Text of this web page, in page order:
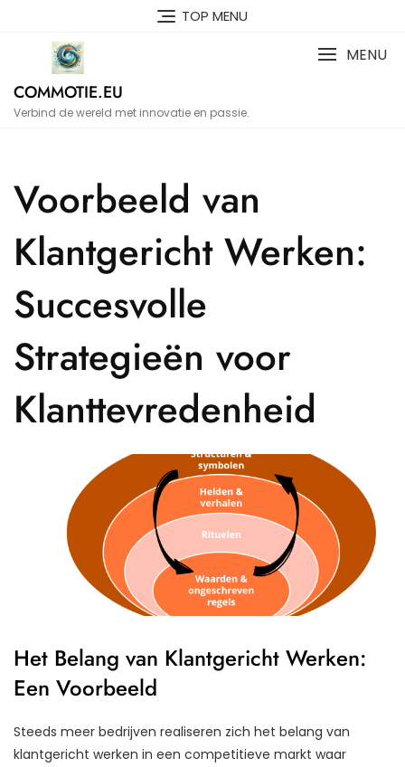
TOP MENU
COMMOTIE.EU
Verbind de wereld met innovatie en passie.
MENU
Voorbeeld van
Klantgericht Werken:
Succesvolle
Strategieën voor
Klanttevredenheid
Het Belang van Klantgericht Werken:
Een Voorbeeld
Steeds meer bedrijven realiseren zich het belang van
klantgericht werken in een competitieve markt waar